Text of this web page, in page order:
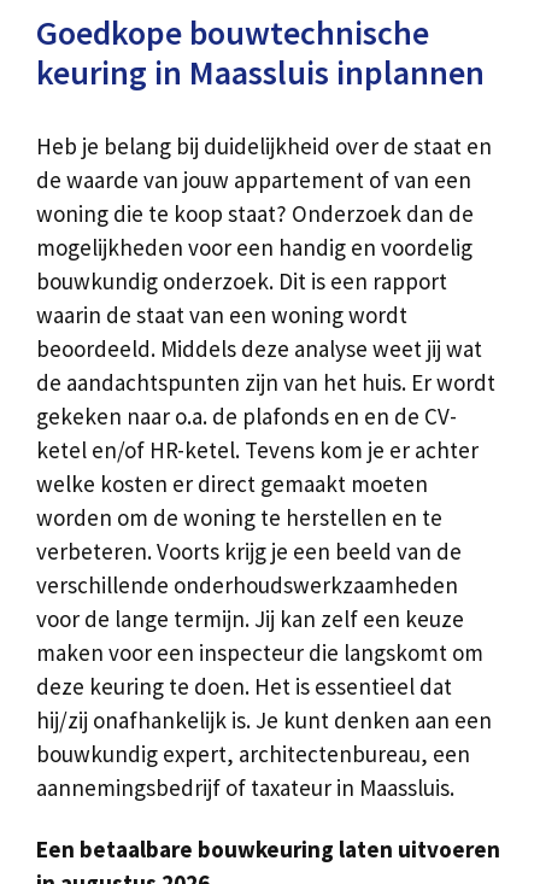
Goedkope bouwtechnische
keuring in Maassluis inplannen
Heb je belang bij duidelijkheid over de staat en
de waarde van jouw appartement of van een
woning die te koop staat? Onderzoek dan de
mogelijkheden voor een handig en voordelig
bouwkundig onderzoek. Dit is een rapport
waarin de staat van een woning wordt
beoordeeld. Middels deze analyse weet jij wat
de aandachtspunten zijn van het huis. Er wordt
gekeken naar o.a. de plafonds en en de CV-
ketel en/of HR-ketel. Tevens kom je er achter
welke kosten er direct gemaakt moeten
worden om de woning te herstellen en te
verbeteren. Voorts krijg je een beeld van de
verschillende onderhoudswerkzaamheden
voor de lange termijn. Jij kan zelf een keuze
maken voor een inspecteur die langskomt om
deze keuring te doen. Het is essentieel dat
hij/zij onafhankelijk is. Je kunt denken aan een
bouwkundig expert, architectenbureau, een
aannemingsbedrijf of taxateur in Maassluis.
Een betaalbare bouwkeuring laten uitvoeren